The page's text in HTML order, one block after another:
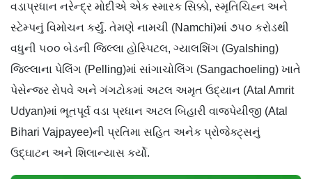
વડાપ્રધાન નરેન્દ્ર મોદીએ એક સ્મારક સિક્કો, સ્મૃતિચિહ્ન અને
સ્ટેમ્પનું વિમોચન કર્યું. તેમણે નામચી (Namchi)માં ૭૫૦ કરોડથી
વધુની ૫૦૦ બેડની જિલ્લા હોસ્પિટલ, ગ્યાલશિંગ (Gyalshing)
જિલ્લાના પેલિંગ (Pelling)માં સાંગાચોલિંગ (Sangachoeling) ખાતે
પેસેન્જર રોપવે અને ગંગટોકમાં અટલ અમૃત ઉદ્યાન (Atal Amrit
Udyan)માં ભૂતપૂર્વ વડા પ્રધાન અટલ બિહારી વાજપેયીજી (Atal
Bihari Vajpayee)ની પ્રતિમા સહિત અનેક પ્રોજેક્ટ્સનું
ઉદ્ઘાટન અને શિલાન્યાસ કર્યો.